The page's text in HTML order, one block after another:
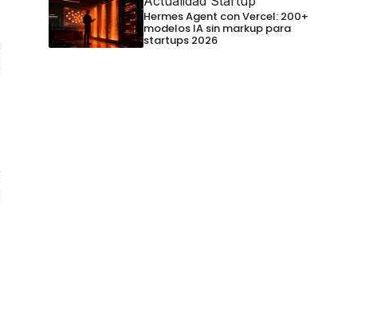
Hermes Agent con Vercel: 200+
modelos IA sin markup para
startups 2026